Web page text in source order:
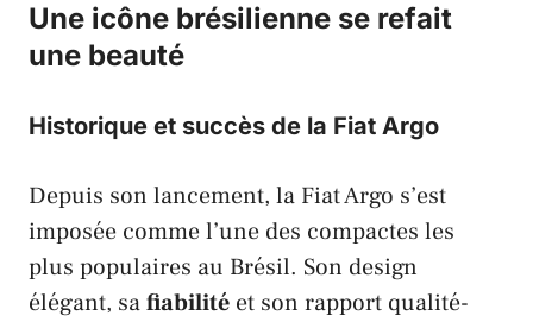
Une icône brésilienne se refait
une beauté
Historique et succès de la Fiat Argo
Depuis son lancement, la Fiat Argo s’est
imposée comme l’une des compactes les
plus populaires au Brésil. Son design
élégant, safiabilité et son rapport qualité-